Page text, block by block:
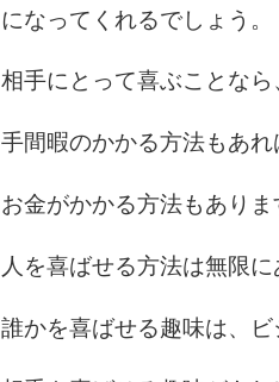
になってくれるでしょう。
相手にとって喜ぶことなら
手間暇のかかる方法もあれ
お金がかかる方法もあり
人を喜ばせる方法は無限に
誰かを喜ばせる趣味は、ビ